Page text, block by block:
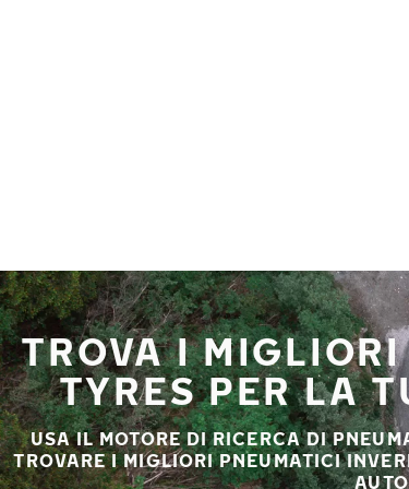
TROVA I
TYRES PER LA
USA IL MOTORE DI RICERCA DI
TROVARE I MIGLIORI PNEUMATICI